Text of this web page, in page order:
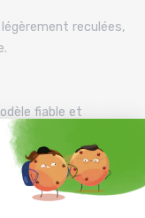
reculées,
fiable et
tout en se
au magasin
sont toutes taxes